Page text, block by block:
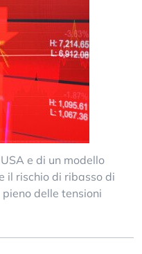
e di un modello
il rischio di ribasso di
delle tensioni